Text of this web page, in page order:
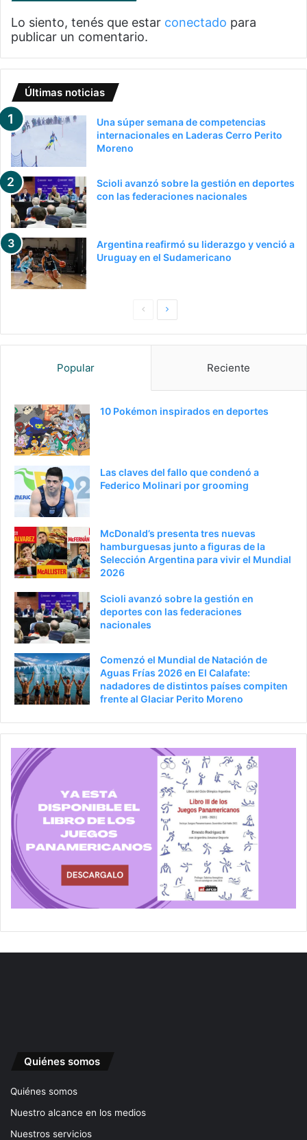
Lo siento, tenés que estar conectado para
publicar un comentario.
Últimas noticias
Una súper semana de competencias
internacionales en Laderas Cerro Perito
Moreno
Scioli avanzó sobre la gestión en deportes
con las federaciones nacionales
Argentina reafirmó su liderazgo y venció a
Uruguay en el Sudamericano
PaginaSiguiente
Popular Reciente
10 Pokémon inspirados en deportes
Las claves del fallo que condenó a
Federico Molinari por grooming
McDonald’s presenta tres nuevas
hamburguesas junto a figuras de la
Selección Argentina para vivir el Mundial
2026
Scioli avanzó sobre la gestión en
deportes con las federaciones
nacionales
Comenzó el Mundial de Natación de
Aguas Frías 2026 en El Calafate:
nadadores de distintos países compiten
frente al Glaciar Perito Moreno
Quiénes somos
Quiénes somos
Nuestro alcance en los medios
Nuestros servicios